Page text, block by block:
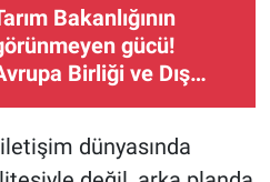
Bakanlığının
gücü!
Birliği ve Dış
Genel Müdürlüğü
dünyasında